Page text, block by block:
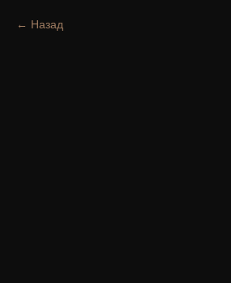
Назад